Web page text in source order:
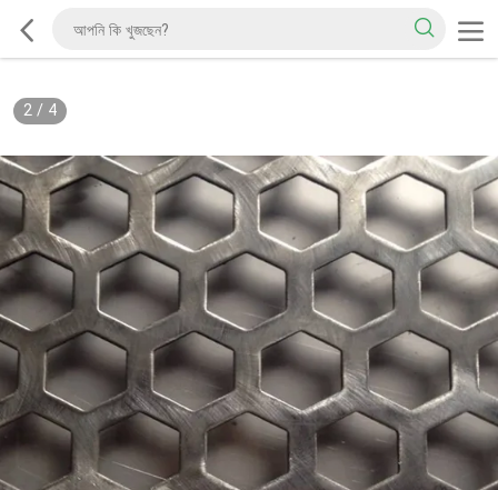
2/ 4